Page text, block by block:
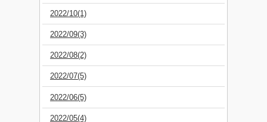
2022/10(1)
2022/09(3)
2022/08(2)
2022/07(5)
2022/06(5)
2022/05(4)